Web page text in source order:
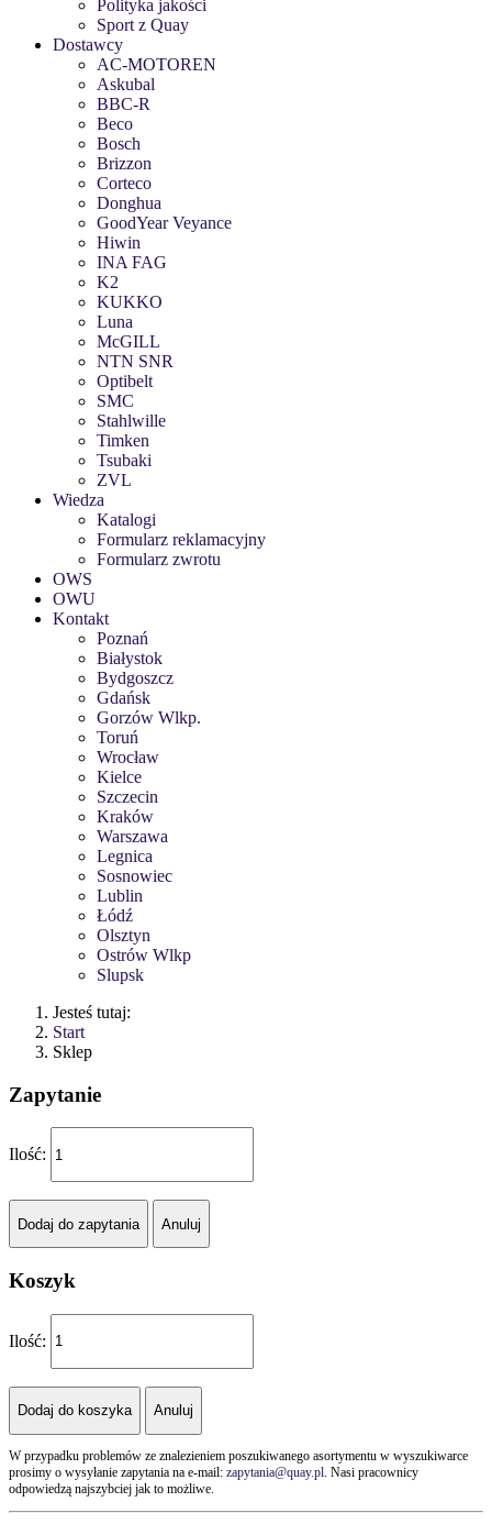
Polityka jakości
Sport z Quay
Dostawcy
AC-MOTOREN
Askubal
BBC-R
Beco
Bosch
Brizzon
Corteco
Donghua
GoodYear Veyance
Hiwin
INA FAG
K2
KUKKO
Luna
McGILL
NTN SNR
Optibelt
SMC
Stahlwille
Timken
Tsubaki
ZVL
Wiedza
Katalogi
Formularz reklamacyjny
Formularz zwrotu
OWS
OWU
Kontakt
Poznań
Białystok
Bydgoszcz
Gdańsk
Gorzów Wlkp.
Toruń
Wrocław
Kielce
Szczecin
Kraków
Warszawa
Legnica
Sosnowiec
Lublin
Łódź
Olsztyn
Ostrów Wlkp
Slupsk
Jesteś tutaj:
Start
Sklep
Zapytanie
Ilość:
Koszyk
Ilość:
W przypadku problemów ze znalezieniem poszukiwanego asortymentu w wyszukiwarce
prosimy o wysyłanie zapytania na e-mail: zapytania@quay.pl. Nasi pracownicy
odpowiedzą najszybciej jak to możliwe.